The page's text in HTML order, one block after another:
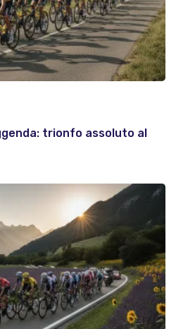
trionfo assoluto al